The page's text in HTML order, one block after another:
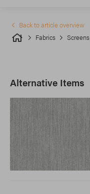
Fabrics Screens
Back to article overview
Alternative Items